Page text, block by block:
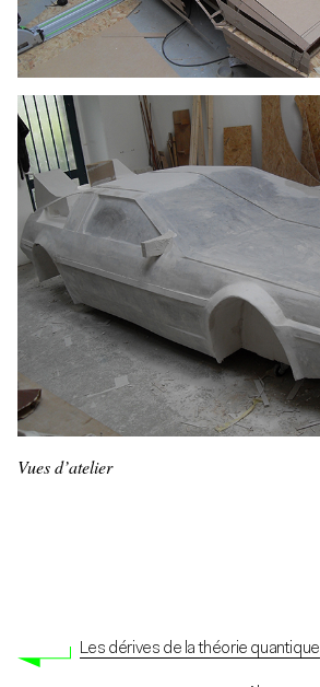
Vues d’atelier
Les dérives de la théorie quantique